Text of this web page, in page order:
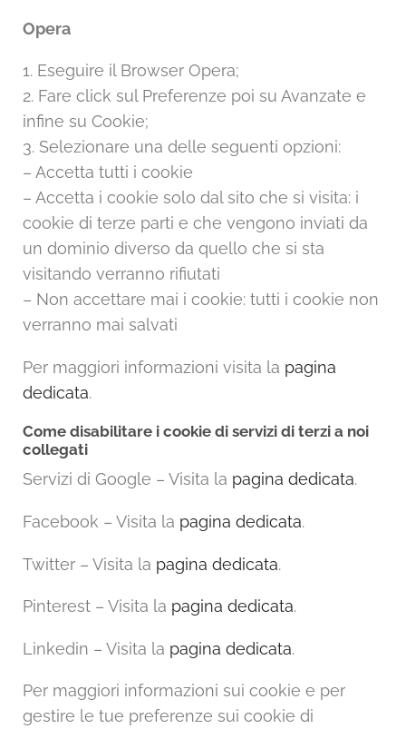
Opera
1. Eseguire il Browser Opera;
2. Fare click sul Preferenze poi su Avanzate e
infine su Cookie;
3. Selezionare una delle seguenti opzioni:
– Accetta tutti i cookie
– Accetta i cookie solo dal sito che si visita: i
cookie di terze parti e che vengono inviati da
un dominio diverso da quello che si sta
visitando verranno rifiutati
– Non accettare mai i cookie: tutti i cookie non
verranno mai salvati
Per maggiori informazioni visita la pagina
dedicata.
Come disabilitare i cookie di servizi di terzi a noi
collegati
Servizi di Google – Visita la pagina dedicata.
Facebook – Visita la pagina dedicata.
Twitter – Visita la pagina dedicata.
Pinterest – Visita la pagina dedicata.
Linkedin – Visita la pagina dedicata.
Per maggiori informazioni sui cookie e per
gestire le tue preferenze sui cookie di